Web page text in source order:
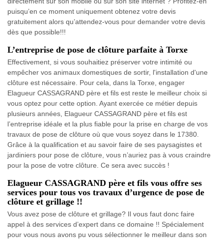
puisqu’en ce moment uniquement obtenez votre devis
gratuitement alors qu’attendez-vous pour demander votre devis
dès que possible!!!
L’entreprise de pose de clôture parfaite à Torxe
Effectivement, si vous souhaitiez préserver votre intimité ou
empêcher vos animaux domestiques de sortir, l'installation d'une
clôture est nécessaire. Pour cela, dans la Torxe, engager
Elagueur CASSAGRAND père et fils est reste le meilleur choix si
vous optez pour cette option. Ayant exercée ce métier depuis
plusieurs années, Elagueur CASSAGRAND père et fils est
l’entreprise idéale et la plus fiable pour la prise en charge de vos
travaux de pose de clôture où que vous soyez dans le 17380.
Grâce à la qualification et au savoir faire de ses paysagistes et
jardiniers pour pose de clôture, vous n’auriez pas à vous craindre
pour la pose de votre clôture. Ce sera avec succès !
Elagueur CASSAGRAND père et fils vous offre ses
services pour tous vos travaux d’urgence de pose de
clôture et grillage !!
Vous avez pose de clôture et grillage? Il vous faut donc faire
appel à des services d’expert dans ce domaine !! Spécialement
pour vous nous avons pu vous sélectionner le meilleur dans son